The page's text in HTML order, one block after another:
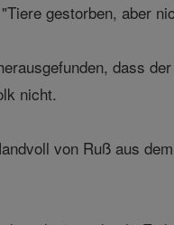
gestorben, aber
dass
nicht.
von Ruß aus